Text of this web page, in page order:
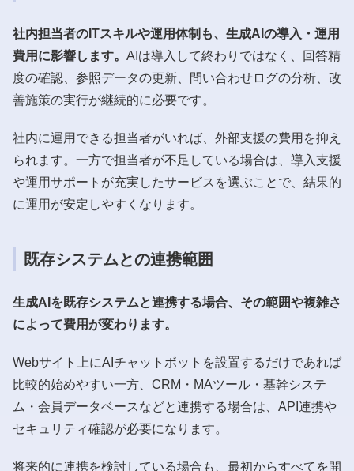
社内担当者のITスキルや運用体制も、生成AIの導入・運用
費用に影響します。 AIは導入して終わりではなく、回答精
度の確認、参照データの更新、問い合わせログの分析、改
善施策の実行が継続的に必要です。
社内に運用できる担当者がいれば、外部支援の費用を抑え
られます。一方で担当者が不足している場合は、導入支援
や運用サポートが充実したサービスを選ぶことで、結果的
に運用が安定しやすくなります。
既存システムとの連携範囲
生成AIを既存システムと連携する場合、その範囲や複雑さ
によって費用が変わります。
Webサイト上にAIチャットボットを設置するだけであれば
比較的始めやすい一方、CRM・MAツール・基幹システ
ム・会員データベースなどと連携する場合は、API連携や
セキュリティ確認が必要になります。
将来的に連携を検討している場合も、最初からすべてを開